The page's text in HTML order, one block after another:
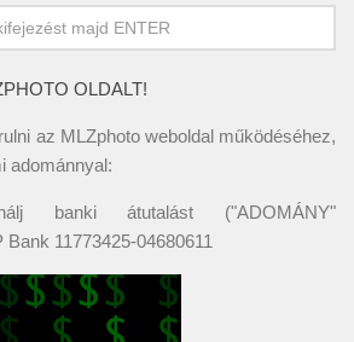
OLDALT!
az MLZphoto weboldal működéséhez,
adománnyal:
banki átutalást ("ADOMÁNY"
11773425-04680611